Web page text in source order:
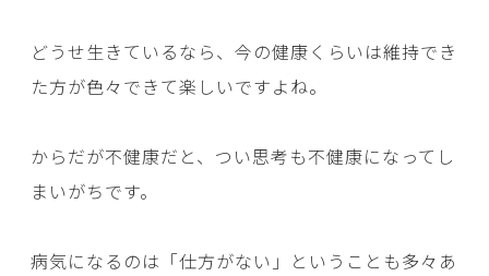
どうせ生きているなら、今の健康くらいは維持でき
た方が色々できて楽しいですよね。
からだが不健康だと、つい思考も不健康になってし
まいがちです。
病気になるのは「仕方がない」ということも多々あ